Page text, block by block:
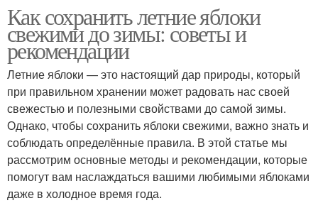
Как сохранить летние яблоки
свежими до зимы: советы и
рекомендации
Летние яблоки — это настоящий дар природы, который
при правильном хранении может радовать нас своей
свежестью и полезными свойствами до самой зимы.
Однако, чтобы сохранить яблоки свежими, важно знать и
соблюдать определённые правила. В этой статье мы
рассмотрим основные методы и рекомендации, которые
помогут вам наслаждаться вашими любимыми яблоками
даже в холодное время года.